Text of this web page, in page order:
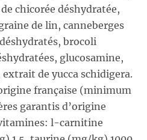
chicorée déshydratée,
de lin, canneberges
brocoli
glucosamine,
de yucca schidigera.
française (minimum
garantis d’origine
l-carnitine